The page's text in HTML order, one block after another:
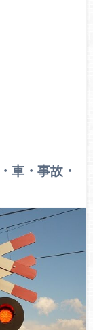
車・事故・